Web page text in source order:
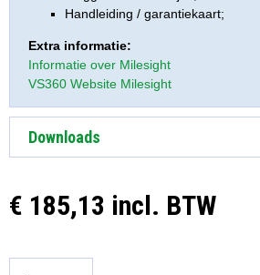
Handleiding / garantiekaart;
Extra informatie:
Informatie over Milesight
VS360 Website Milesight
Downloads
€ 185,13 incl. BTW